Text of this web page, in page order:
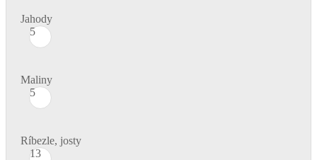
Jahody
5
Maliny
5
Ríbezle, josty
13